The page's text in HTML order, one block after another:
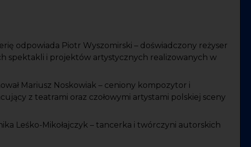
odpowiada Piotr Wyszomirski – doświadczony reżyser
spektakli i projektów artystycznych realizowanych w
Mariusz Noskowiak – ceniony kompozytor i
z teatrami oraz czołowymi artystami polskiej sceny
Leśko-Mikołajczyk – tancerka i twórczyni autorskich